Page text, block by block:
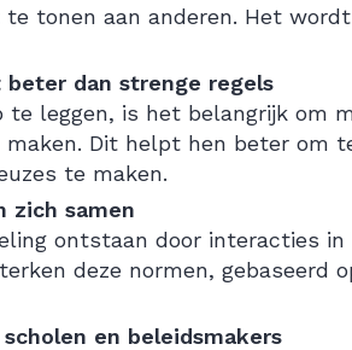
tonen aan anderen. Het
dan strenge regels
te leggen, is het belangrijk om
Dit helpt hen beter om
te maken.
zich samen
ontstaan door interacties in
deze normen, gebaseerd
en beleidsmakers